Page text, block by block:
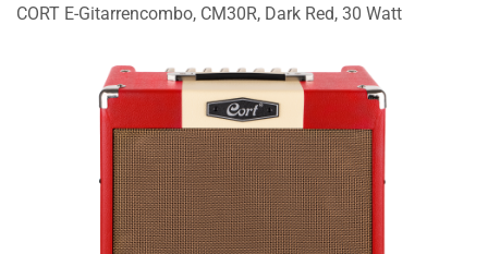
CORT E-Gitarrencombo, CM30R, Dark Red, 30 Watt